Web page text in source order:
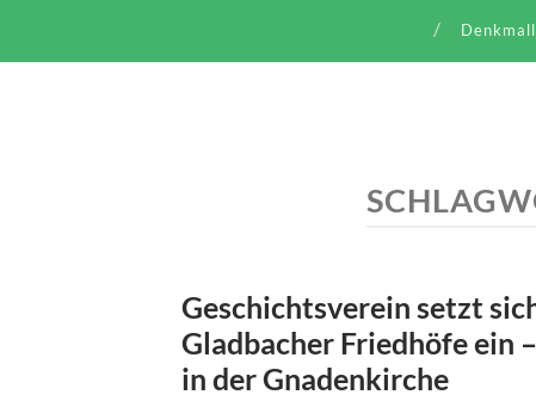
Geschichtsverein setzt
Gladbacher Friedhöfe ein
in der Gnadenkirche